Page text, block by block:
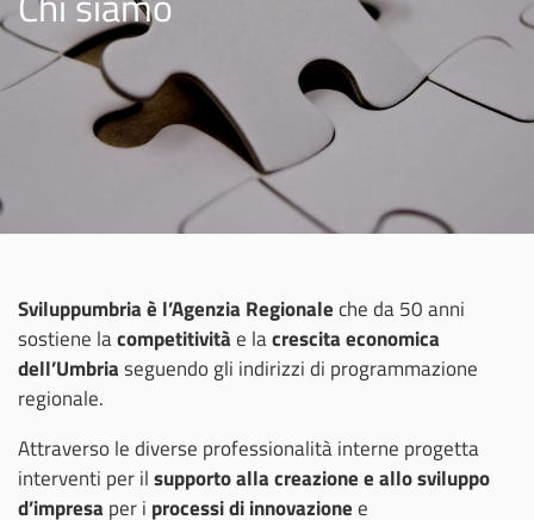
Sviluppumbria è l’Agenzia Regionaleche da 50 anni
sostiene lacompetitivitàe lacrescita economica
dell’Umbriaseguendo gli indirizzi di programmazione
regionale.
Attraverso le diverse professionalità interne progetta
interventi per ilsupporto alla creazione e allo sviluppo
d’impresa per i processi di innovazionee